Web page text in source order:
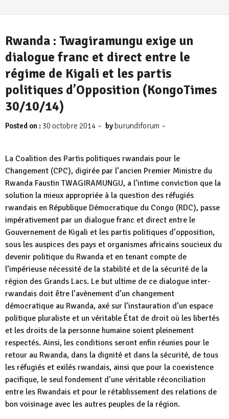
Rwanda : Twagiramungu exige un
dialogue franc et direct entre le
régime de Kigali et les partis
politiques d’Opposition (KongoTimes
30/10/14)
Posted on : 30 octobre 2014 - by burundiforum -
La Coalition des Partis politiques rwandais pour le
Changement (CPC), digirée par l’ancien Premier Ministre du
Rwanda Faustin TWAGIRAMUNGU, a l’intime conviction que la
solution la mieux appropriée à la question des réfugiés
rwandais en République Démocratique du Congo (RDC), passe
impérativement par un dialogue franc et direct entre le
Gouvernement de Kigali et les partis politiques d’opposition,
sous les auspices des pays et organismes africains soucieux du
devenir politique du Rwanda et en tenant compte de
l’impérieuse nécessité de la stabilité et de la sécurité de la
région des Grands Lacs. Le but ultime de ce dialogue inter-
rwandais doit être l’avènement d’un changement
démocratique au Rwanda, axé sur l’instauration d’un espace
politique pluraliste et un véritable État de droit où les libertés
et les droits de la personne humaine soient pleinement
respectés. Ainsi, les conditions seront enfin réunies pour le
retour au Rwanda, dans la dignité et dans la sécurité, de tous
les réfugiés et exilés rwandais, ainsi que pour la coexistence
pacifique, le seul fondement d’une véritable réconciliation
entre les Rwandais et pour le rétablissement des relations de
bon voisinage avec les autres peuples de la région.